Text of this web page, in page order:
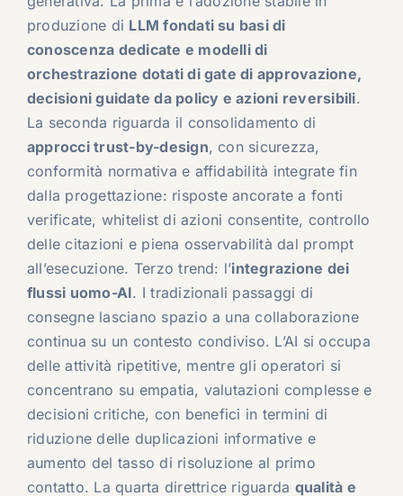
produzione di LLM fondati su basi di
conoscenza dedicate e modelli di
orchestrazione dotati di gate di approvazione,
decisioni guidate da policy e azioni reversibili.
La seconda riguarda il consolidamento di
approcci trust-by-design, con sicurezza,
conformità normativa e affidabilità integrate fin
dalla progettazione: risposte ancorate a fonti
verificate, whitelist di azioni consentite, controllo
delle citazioni e piena osservabilità dal prompt
all’esecuzione. Terzo trend: l’integrazione dei
flussi uomo-AI. I tradizionali passaggi di
consegne lasciano spazio a una collaborazione
continua su un contesto condiviso. L’AI si occupa
delle attività ripetitive, mentre gli operatori si
concentrano su empatia, valutazioni complesse e
decisioni critiche, con benefici in termini di
riduzione delle duplicazioni informative e
aumento del tasso di risoluzione al primo
contatto. La quarta direttrice riguarda qualità e